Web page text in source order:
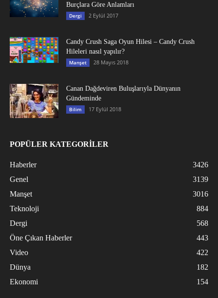
Burçlara Göre Anlamları
Dergi 2 Eylül 2017
Candy Crush Saga Oyun Hilesi – Candy Crush
Hileleri nasıl yapılır?
Manşet 28 Mayıs 2018
Canan Dağdeviren Buluşlarıyla Dünyanın
Gündeminde
Bilim 17 Eylül 2018
POPÜLER KATEGORİLER
Haberler
3426
Genel
3139
Manşet
3016
Teknoloji
884
Dergi
568
Öne Çıkan Haberler
443
Video
422
Dünya
182
Ekonomi
154